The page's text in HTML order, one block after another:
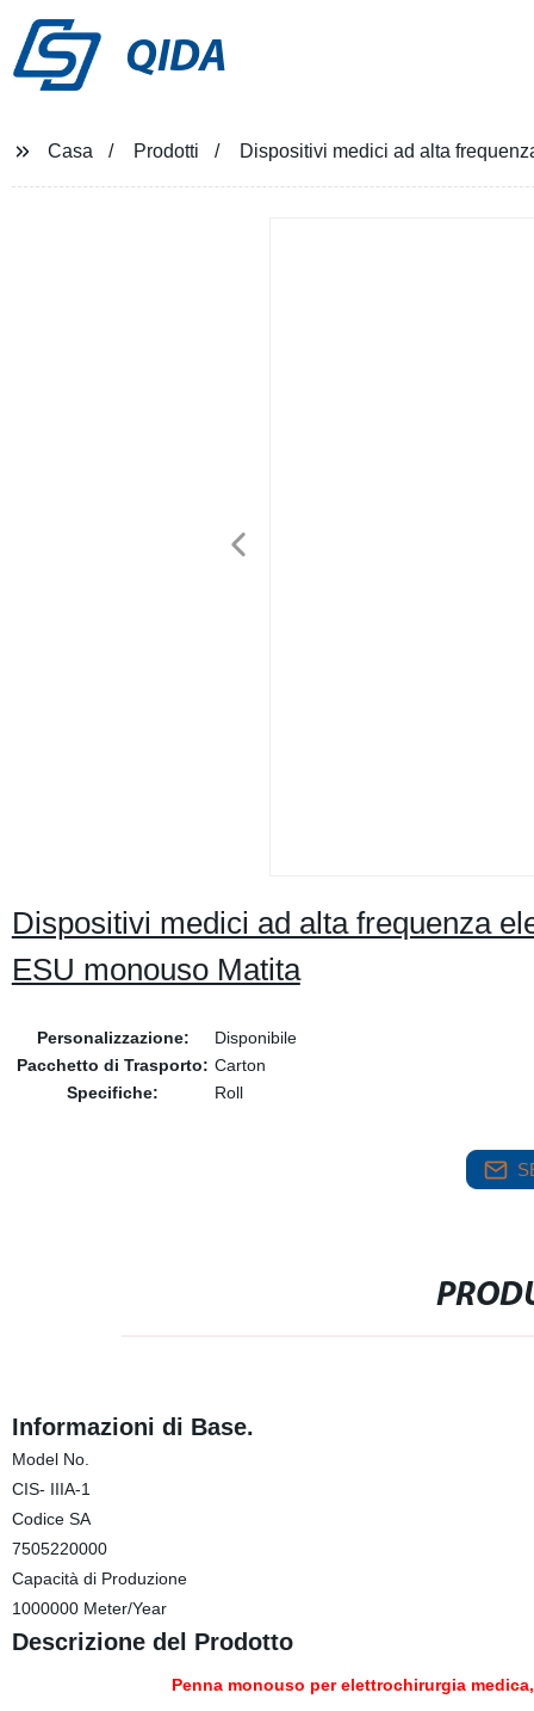
QIDA
Casa Prodotti Dispositivi medici ad alta
Dispositivi medici ad alta frequenza
ESU monouso Matita
Personalizzazione:
Disponibile
Pacchetto di Trasporto: Carton
Specifiche:
Roll
Informazioni di Base.
Model No.
CIS- IIIA-1
Codice SA
7505220000
Capacità di Produzione
1000000 Meter/Year
Descrizione del Prodotto
Penna monouso per elettrochirurgia